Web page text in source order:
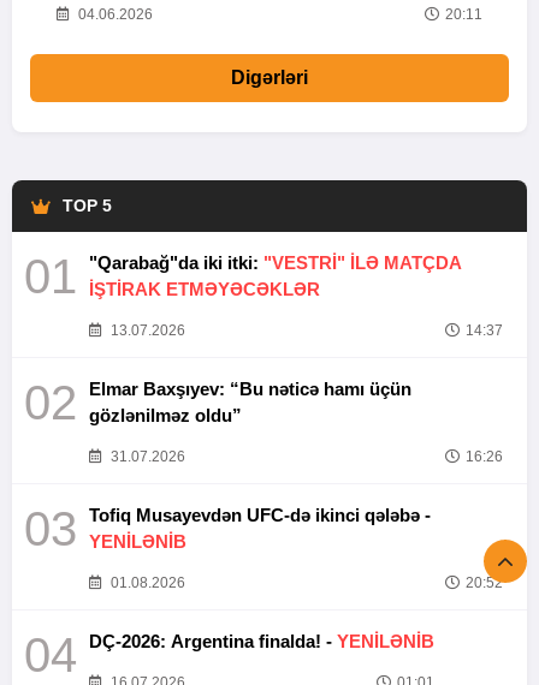
04.06.2026 20:11
Digərləri
TOP 5
01 "Qarabağ"da iki itki: "VESTRİ" İLƏ MATÇDA
İŞTİRAK ETMƏYƏCƏKLƏR
13.07.2026 14:37
02
Elmar Baxşıyev: “Bu nəticə hamı üçün
gözlənilməz oldu”
31.07.2026 16:26
03
Tofiq Musayevdən UFC-də ikinci qələbə -
YENİLƏNİB
01.08.2026 20:52
04 DÇ-2026: Argentina finalda! - YENİLƏNİB